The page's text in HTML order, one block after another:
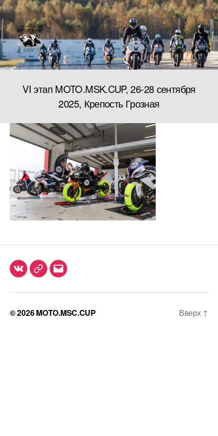
MOTO.MSC.CUP
Меню
VI этап MOTO.MSK.CUP, 26-28 сентября
2025, Крепость Грозная
ГруппаTelegaminfo@motomskcup.ru
© 2026MOTO.MSC.CUP Вверх ↑